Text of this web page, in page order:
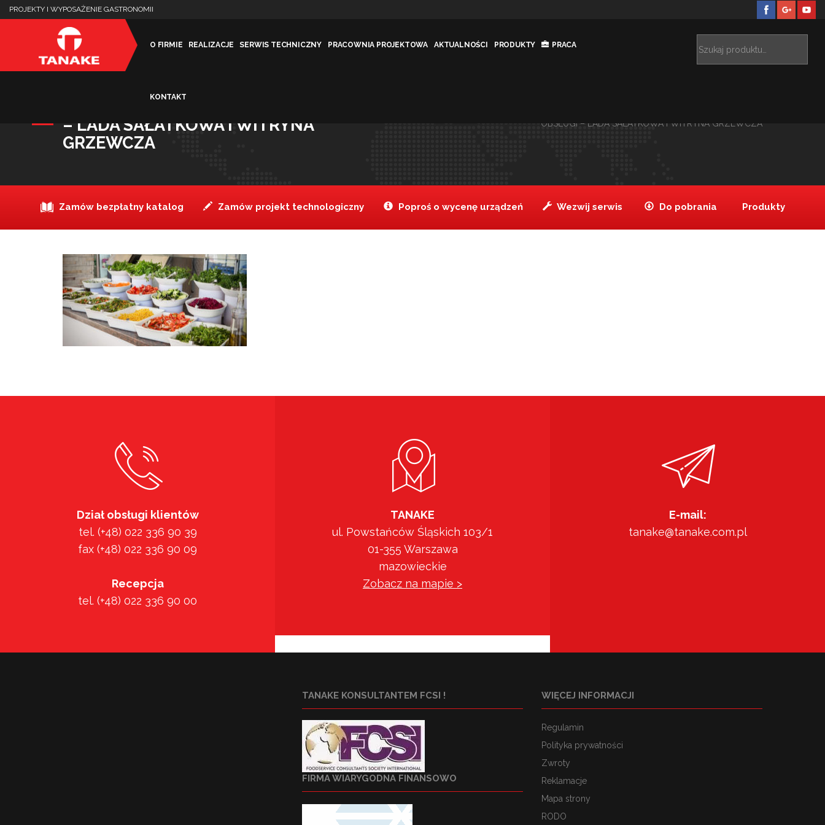
PROJEKTY I WYPOSAŻENIE GASTRONOMII
O FIRMIE REALIZACJE SERWIS TECHNICZNY PRACOWNIA PROJEKTOWA AKTUALNOŚCI PRODUKTY PRACA
KONTAKT
– LADA SAŁATKOWA I WITRYNA
GRZEWCZA
OBSŁUGI – LADA SAŁATKOWA I WITRYNA GRZEWCZA
Zamów bezpłatny katalog Zamów projekt technologiczny Poproś o wycenę urządzeń Wezwij serwis Do pobrania Produkty
Dział obsługi klientów
tel. (+48) 022 336 90 39
fax (+48) 022 336 90 09
Recepcja
tel. (+48) 022 336 90 00
TANAKE
ul. Powstańców Śląskich 103/1
01-355 Warszawa
mazowieckie
Zobacz na mapie >
E-mail:
tanake@tanake.com.pl
TANAKE KONSULTANTEM FCSI !
FIRMA WIARYGODNA FINANSOWO
WIĘCEJ INFORMACJI
Regulamin
Polityka prywatności
Zwroty
Reklamacje
Mapa strony
RODO